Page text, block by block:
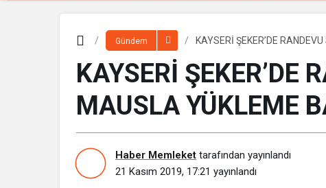
Gündem KAYSERİ ŞEKER’DE
KAYSERİ ŞEKER’DE
MAUSLA YÜKLEME
Haber Memleket tarafından yayınlandı
21 Kasım 2019, 17:21 yayınlandı